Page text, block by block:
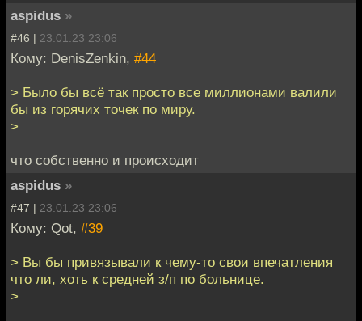
aspidus »
#46 | 23.01.23 23:06
Кому: DenisZenkin, #44
> Было бы всё так просто все миллионами валили
бы из горячих точек по миру.
>
что собственно и происходит
aspidus »
#47 | 23.01.23 23:06
Кому: Qot, #39
> Вы бы привязывали к чему-то свои впечатления
что ли, хоть к средней з/п по больнице.
>